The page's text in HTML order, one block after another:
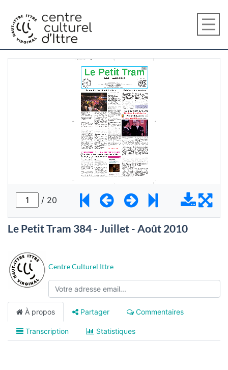
Le Petit Tram 384 - Juillet - Août 2010
Centre Culturel Ittre
À propos Partager Commentaires
Transcription Statistiques